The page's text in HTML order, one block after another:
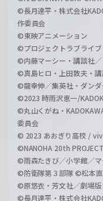
©長月達平・株式会社
作委員会
©東映アニメーション
©プロジェクトラブライ
©内藤マーシー・講談社
©真島ヒロ・上田敦夫・
©龍幸伸／集英社・ダン
©2023 時雨沢恵一/
©丸山くがね・
委員会
© 2023 あおぎり高校 /
©NANOHA 20th PROJECT
©雨森たきび／小学館／
©防衛隊第３部隊 ©松本
©原悠衣・芳文社／劇場
©長月達平・株式会社